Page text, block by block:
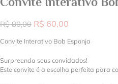
R$80,00 R$ 60,00
Convite Interativo Bob Esponja
Surpreenda seus convidados!
Este convite é a escolha perfeita para